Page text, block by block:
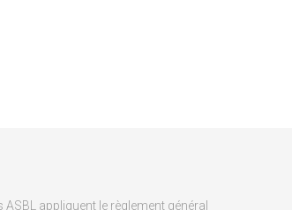
ASBL appliquent le règlement général